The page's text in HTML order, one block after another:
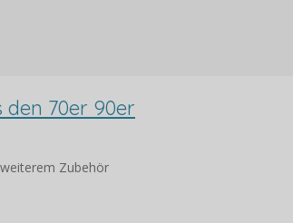
70er 90er
Zubehör